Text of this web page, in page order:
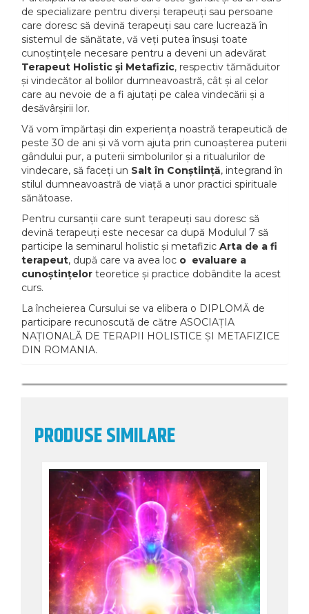
de specializare pentru diverși terapeuți sau persoane
care doresc să devină terapeuți sau care lucrează în
sistemul de sănătate, vă veți putea însuși toate
cunoștințele necesare pentru a deveni un adevărat
Terapeut Holistic și Metafizic, respectiv tămăduitor
și vindecător al bolilor dumneavoastră, cât și al celor
care au nevoie de a fi ajutați pe calea vindecării și a
desăvârșirii lor.
Vă vom împărtași din experiența noastră terapeutică de
peste 30 de ani și vă vom ajuta prin cunoașterea puterii
gândului pur, a puterii simbolurilor și a ritualurilor de
vindecare, să faceți un Salt în Conștiință, integrand în
stilul dumneavoastră de viață a unor practici spirituale
sănătoase.
Pentru cursanții care sunt terapeuți sau doresc să
devină terapeuți este necesar ca după Modulul 7 să
participe la seminarul holistic și metafizic Arta de a fi
terapeut, după care va avea loc o evaluare a
cunoștințelor teoretice și practice dobândite la acest
curs.
La încheierea Cursului se va elibera o DIPLOMĂ de
participare recunoscută de către ASOCIAȚIA
NAȚIONALĂ DE TERAPII HOLISTICE ȘI METAFIZICE
DIN ROMANIA.
PRODUSE SIMILARE